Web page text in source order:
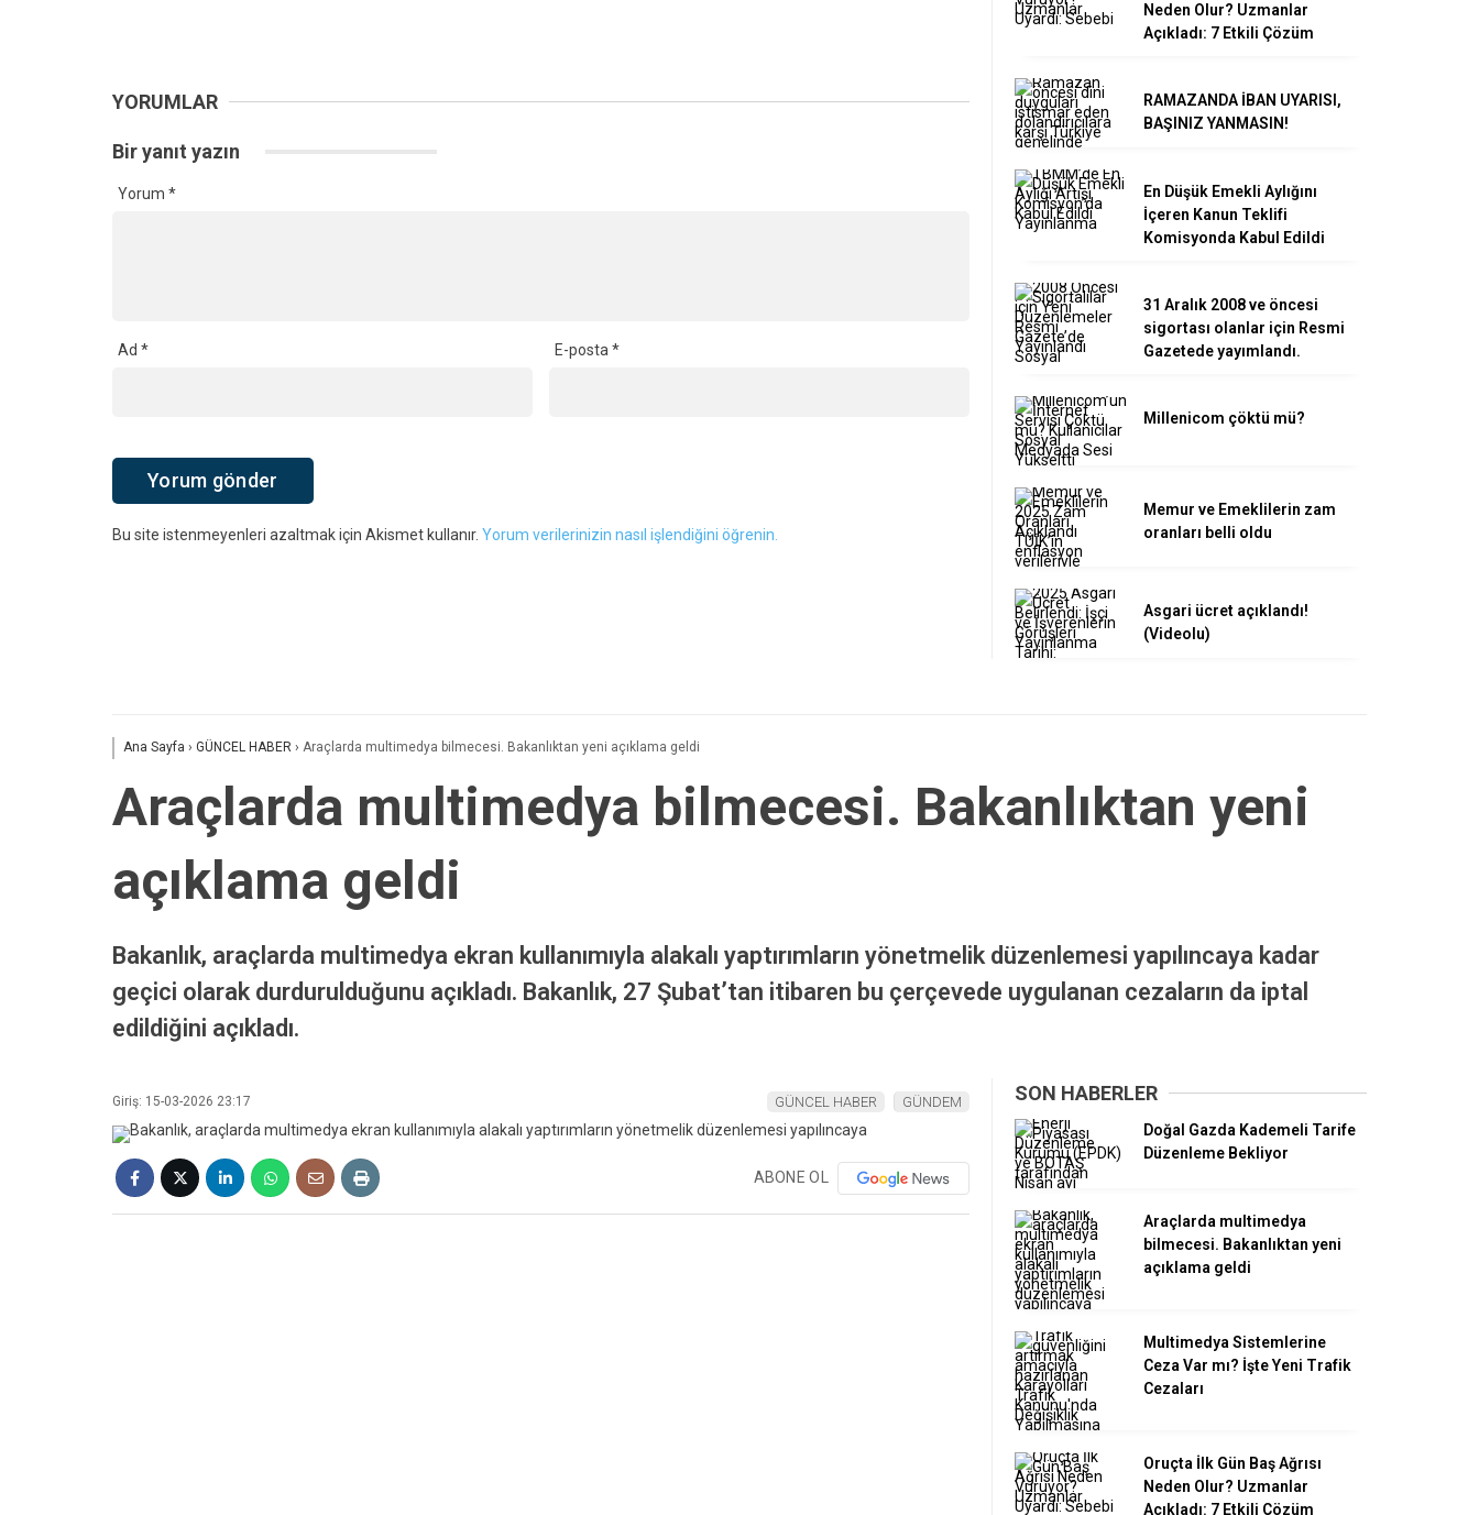
YORUMLAR
Bir yanıt yazın
Yorum *
Ad * E-posta*
Bu site istenmeyenleri azaltmak için Akismet kullanır. Yorum verilerinizin nasıl işlendiğini öğrenin.
Neden Olur? Uzmanlar
Açıkladı: 7 Etkili Çözüm
RAMAZANDA İBAN UYARISI,
BAŞINIZ YANMASIN!
En Düşük Emekli Aylığını
İçeren Kanun Teklifi
Komisyonda Kabul Edildi
31 Aralık 2008 ve öncesi
sigortası olanlar için Resmi
Gazetede yayımlandı.
Millenicom çöktü mü?
Memur ve Emeklilerin zam
oranları belli oldu
Asgari ücret açıklandı!
(Videolu)
Ana Sayfa › GÜNCEL HABER › Araçlarda multimedya bilmecesi. Bakanlıktan yeni açıklama geldi
Araçlarda multimedya bilmecesi. Bakanlıktan yeni
açıklama geldi
Bakanlık, araçlarda multimedya ekran kullanımıyla alakalı yaptırımların yönetmelik düzenlemesi yapılıncaya kadar
geçici olarak durdurulduğunu açıkladı. Bakanlık, 27 Şubat’tan itibaren bu çerçevede uygulanan cezaların da iptal
edildiğini açıkladı.
Giriş: 15-03-2026 23:17 GÜNCEL HABER GÜNDEM
ABONE OL
SON HABERLER
Doğal Gazda Kademeli Tarife
Düzenleme Bekliyor
Araçlarda multimedya
bilmecesi. Bakanlıktan yeni
açıklama geldi
Multimedya Sistemlerine
Ceza Var mı? İşte Yeni Trafik
Cezaları
Oruçta İlk Gün Baş Ağrısı
Neden Olur? Uzmanlar
Açıkladı: 7 Etkili Çözüm